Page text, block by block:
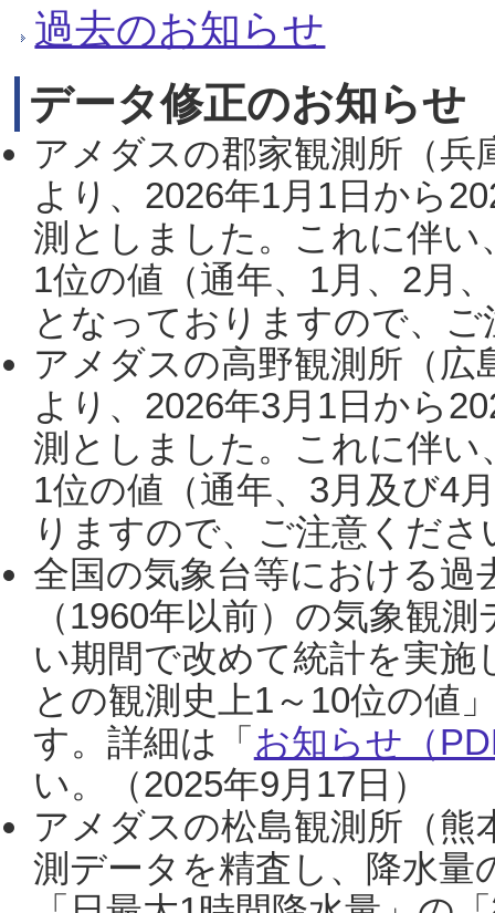
過去のお知らせ
データ修正のお知らせ
アメダスの郡家観測所（
より、2026年1月1日から
測としました。これに伴い
1位の値（通年、1月、2月
となっておりますので、
アメダスの高野観測所（
より、2026年3月1日から
測としました。これに伴い
1位の値（通年、3月及び4
りますので、ご注意くだ
全国の気象台等における過
（1960年以前）の気象観
い期間で改めて統計を実
との観測史上1～10位の値
す。詳細は「 お知らせ（
い。（2025年9月17日）
アメダスの松島観測所（熊
測データを精査し、降水